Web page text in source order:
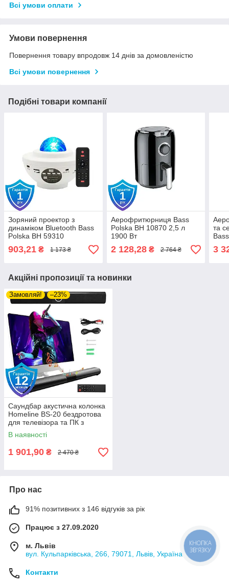
Всі умови оплати
Умови повернення
Повернення товару впродовж 14 днів за домовленістю
Всі умови повернення
Подібні товари компанії
Зоряний проектор з
динаміком Bluetooth Bass
Polska BH 59310
903,21 ₴ 1 173 ₴
Аерофритюрниця Bass
Polska BH 10870 2,5 л
1900 Вт
2 128,28₴ 2 764 ₴
та
3
Акційні пропозиції та новинки
Замовляй! –23%
Саундбар акустична колонка
Homeline BS-20 бездротова
для телевізора та ПК з
пультом
В наявності
1 901,90 ₴ 2 470 ₴
Про нас
91% позитивних з 146 відгуків за рік
Працює з 27.09.2020
м. Львів
вул. Кульпарківська, 266, 79071, Львів, Україна
Контакти
КНОПКА
ЗВ'ЯЗКУ